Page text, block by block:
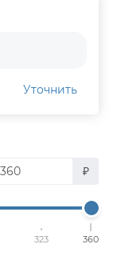
Уточнить
₽
323 360